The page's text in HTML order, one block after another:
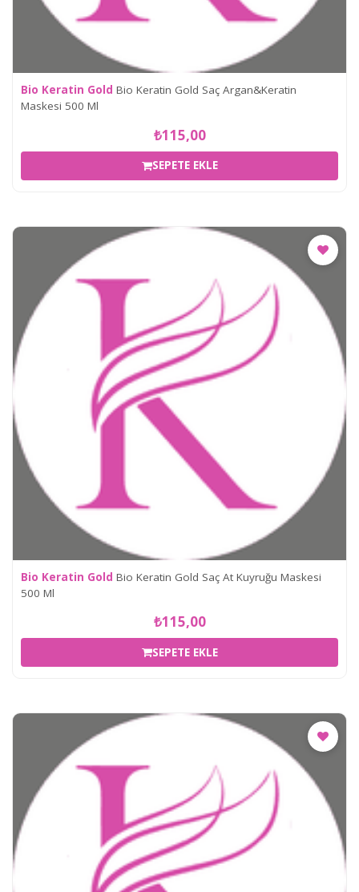
Bio Keratin Gold Bio Keratin Gold Saç Argan&Keratin
Maskesi 500 Ml
₺115,00
SEPETE EKLE
Bio Keratin Gold Bio Keratin Gold Saç At Kuyruğu Maskesi
500 Ml
₺115,00
SEPETE EKLE